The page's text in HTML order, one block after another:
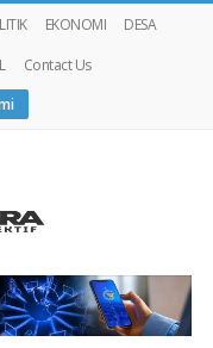
EKONOMI
DESA
Contact Us